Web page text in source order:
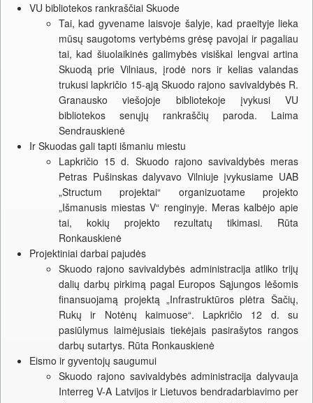
VU bibliotekos rankraščiai Skuode
Tai, kad gyvename laisvoje šalyje, kad praeityje lieka
mūsų saugotoms vertybėms grėsę pavojai ir pagaliau
tai, kad šiuolaikinės galimybės visiškai lengvai artina
Skuodą prie Vilniaus, įrodė nors ir kelias valandas
trukusi lapkričio 15-ąją Skuodo rajono savivaldybės R.
Granausko viešojoje bibliotekoje įvykusi VU
bibliotekos senųjų rankraščių paroda. Laima
Sendrauskienė
Ir Skuodas gali tapti išmaniu miestu
Lapkričio 15 d. Skuodo rajono savivaldybės meras
Petras Pušinskas dalyvavo Vilniuje įvykusiame UAB
„Structum projektai“ organizuotame projekto
„Išmanusis miestas V“ renginyje. Meras kalbėjo apie
tai, kokių projekto rezultatų tikimasi. Rūta
Ronkauskienė
Projektiniai darbai pajudės
Skuodo rajono savivaldybės administracija atliko trijų
dalių darbų pirkimą pagal Europos Sąjungos lėšomis
finansuojamą projektą „Infrastruktūros plėtra Šačių,
Rukų ir Notėnų kaimuose“. Lapkričio 12 d. su
pasiūlymus laimėjusiais tiekėjais pasirašytos rangos
darbų sutartys. Rūta Ronkauskienė
Eismo ir gyventojų saugumui
Skuodo rajono savivaldybės administracija dalyvauja
Interreg V-A Latvijos ir Lietuvos bendradarbiavimo per